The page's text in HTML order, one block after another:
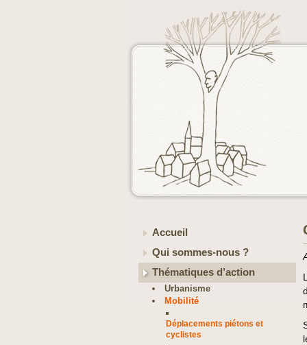
Accueil
Qui sommes-nous ?
Thématiques d’action
Urbanisme
Mobilité
Déplacements piétons et
cyclistes